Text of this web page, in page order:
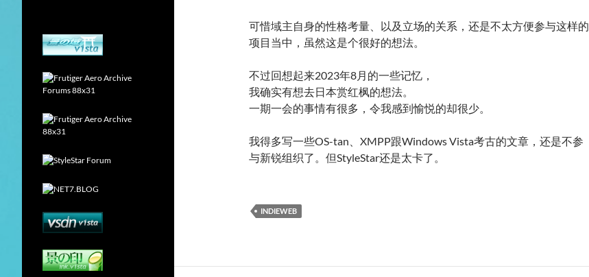
可惜域主自身的性格考量、以及立场的关系，还是不太方便参与这样的
项目当中，虽然这是个很好的想法。
不过回想起来2023年8月的一些记忆，
我确实有想去日本赏红枫的想法。
一期一会的事情有很多，令我感到愉悦的却很少。
我得多写一些OS-tan、XMPP跟Windows Vista考古的文章，还是不参
与新锐组织了。但StyleStar还是太卡了。
INDIEWEB